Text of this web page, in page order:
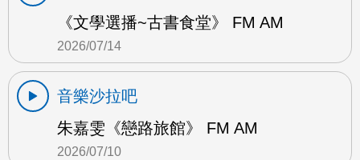
《文學選播~古書食堂》 FM AM
2026/07/14
音樂沙拉吧
朱嘉雯《戀路旅館》 FM AM
2026/07/10